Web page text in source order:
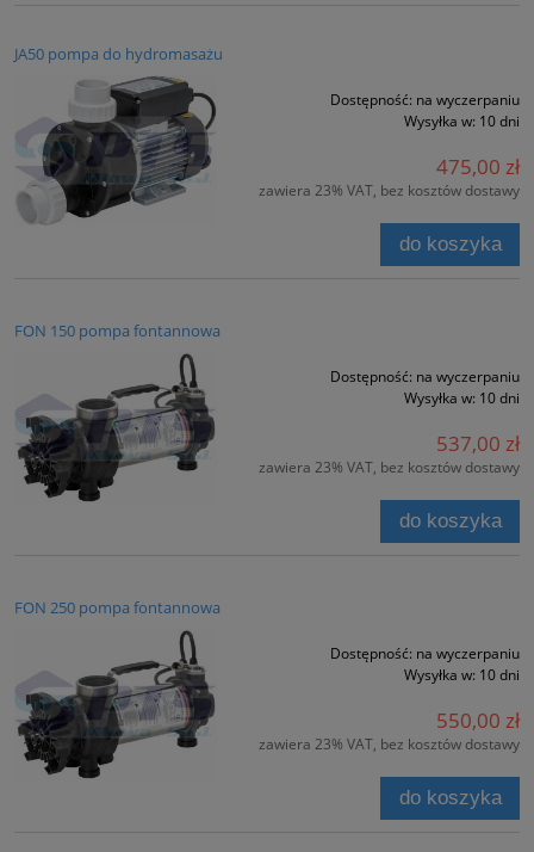
JA50 pompa do hydromasażu
Dostępność: na wyczerpaniu
Wysyłka w: 10 dni
475,00 zł
zawiera 23% VAT, bez kosztów dostawy
do koszyka
FON 150 pompa fontannowa
Dostępność: na wyczerpaniu
Wysyłka w: 10 dni
537,00 zł
zawiera 23% VAT, bez kosztów dostawy
do koszyka
FON 250 pompa fontannowa
Dostępność: na wyczerpaniu
Wysyłka w: 10 dni
550,00 zł
zawiera 23% VAT, bez kosztów dostawy
do koszyka